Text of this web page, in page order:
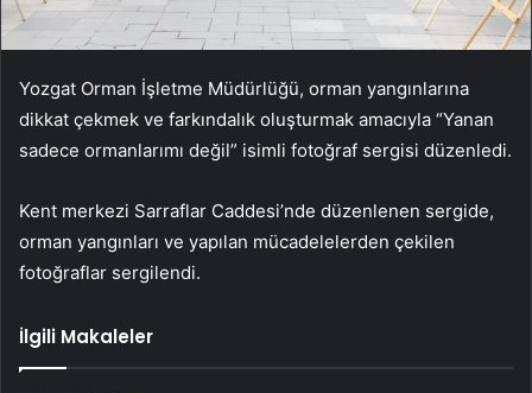
Yozgat Orman İşletme Müdürlüğü, orman yangınlarına
dikkat çekmek ve farkındalık oluşturmak amacıyla “Yanan
sadece ormanlarımı değil” isimli fotoğraf sergisi düzenledi.
Kent merkezi Sarraflar Caddesi’nde düzenlenen sergide,
orman yangınları ve yapılan mücadelelerden çekilen
fotoğraflar sergilendi.
İlgili Makaleler